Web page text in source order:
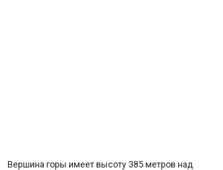
Вершина горы имеет высоту 385 метров над